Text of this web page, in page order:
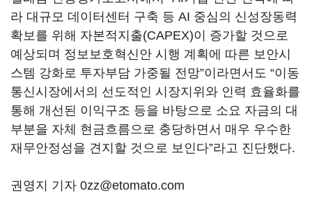
라 대규모 데이터센터 구축 등 AI 중심의 신성장동력
확보를 위해 자본적지출(CAPEX)이 증가할 것으로
예상되며 정보보호혁신안 시행 계획에 따른 보안시
스템 강화로 투자부담 가중될 전망”이라면서도 “이동
통신시장에서의 선도적인 시장지위와 인력 효율화를
통해 개선된 이익구조 등을 바탕으로 소요 자금의 대
부분을 자체 현금흐름으로 충당하면서 매우 우수한
재무안정성을 견지할 것으로 보인다”라고 진단했다.
권영지 기자 0zz@etomato.com